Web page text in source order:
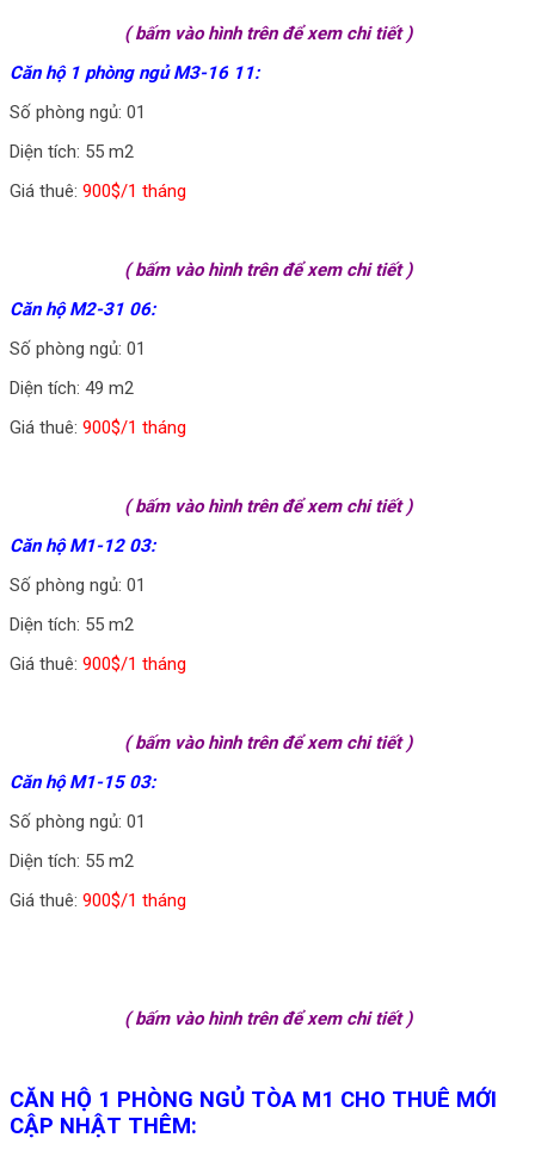
( bấm vào hình trên để xem chi tiết )
Căn hộ 1 phòng ngủ M3-16 11:
Số phòng ngủ: 01
Diện tích: 55 m2
Giá thuê: 900$/1 tháng
( bấm vào hình trên để xem chi tiết )
Căn hộ M2-31 06:
Số phòng ngủ: 01
Diện tích: 49 m2
Giá thuê: 900$/1 tháng
( bấm vào hình trên để xem chi tiết )
Căn hộ M1-12 03:
Số phòng ngủ: 01
Diện tích: 55 m2
Giá thuê: 900$/1 tháng
( bấm vào hình trên để xem chi tiết )
Căn hộ M1-15 03:
Số phòng ngủ: 01
Diện tích: 55 m2
Giá thuê: 900$/1 tháng
( bấm vào hình trên để xem chi tiết )
CĂN HỘ 1 PHÒNG NGỦ TÒA M1 CHO THUÊ MỚI
CẬP NHẬT THÊM: